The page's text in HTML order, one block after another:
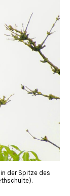
der Spitze des